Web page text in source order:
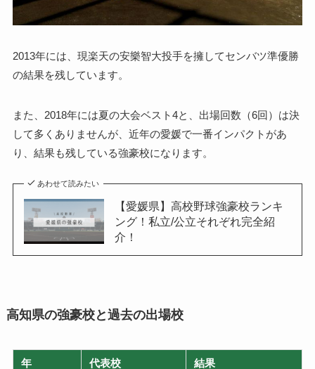
2013年には、現楽天の安樂智大投手を擁してセンバツ準優勝
の結果を残しています。
また、2018年には夏の大会ベスト4と、出場回数（6回）は決
して多くありませんが、近年の愛媛で一番インパクトがあ
り、結果も残している強豪校になります。
あわせて読みたい
【愛媛県】高校野球強豪校ランキ
ング！私立/公立それぞれ完全紹
介！
高知県の強豪校と過去の出場校
年 代表校 結果